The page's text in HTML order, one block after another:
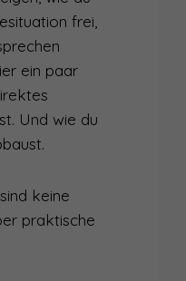
frei,
ein paar
Und wie du
keine
praktische